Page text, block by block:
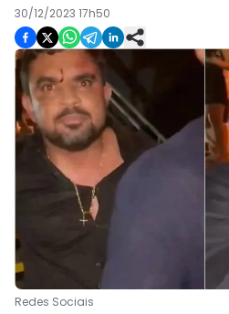
30/12/2023 17h50
Redes Sociais